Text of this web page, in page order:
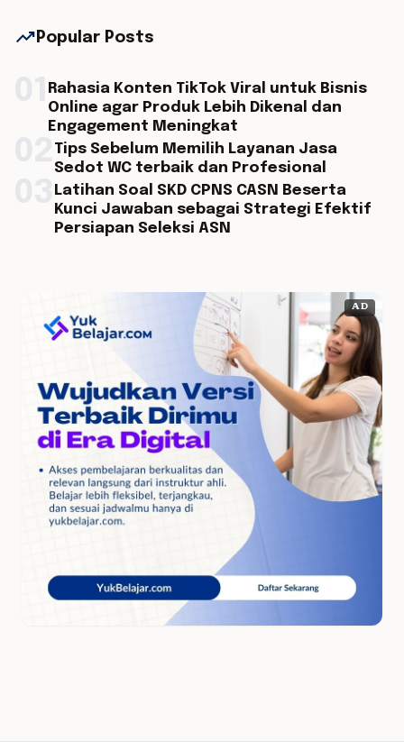
trending_up Popular Posts
Rahasia Konten TikTok Viral untuk Bisnis
Online agar Produk Lebih Dikenal dan
Engagement Meningkat
Tips Sebelum Memilih Layanan Jasa
Sedot WC terbaik dan Profesional
Latihan Soal SKD CPNS CASN Beserta
Kunci Jawaban sebagai Strategi Efektif
Persiapan Seleksi ASN
AD